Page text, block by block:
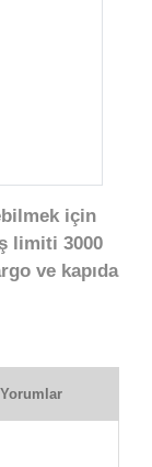
için
limiti 3000
ve kapıda